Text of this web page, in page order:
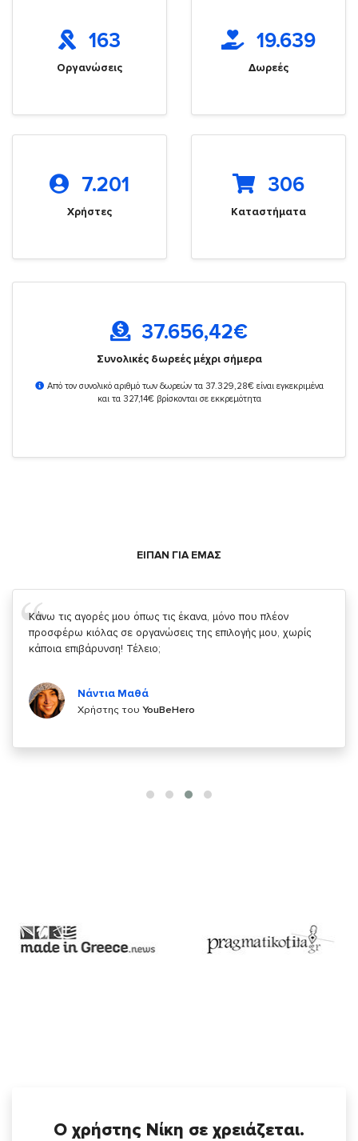
163
Οργανώσεις
19.639
Δωρεές
7.201
Χρήστες
306
Καταστήματα
37.656,42€
Συνολικές δωρεές μέχρι σήμερα
Από τον συνολικό αριθμό των δωρεών τα 37.329,28€ είναι εγκεκριμένα
και τα 327,14€ βρίσκονται σε εκκρεμότητα
ΕΙΠΑΝ ΓΙΑ ΕΜΑΣ
Σας ευχαριστώ που μας δίνετε την δυνατότητα να κάνουμε
κάτι!
Χρήστης τουYouBeHero
Ο χρήστης Νίκη σε χρειάζεται.